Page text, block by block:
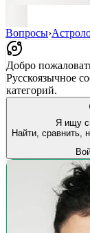
Вопросы›
Добро
Русскоязычное
категорий.
Я ищу
Найти, сравнить,